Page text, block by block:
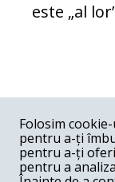
este „al
COMENTARII
Nume
Folosim
pentru a-ți
pentru a-ți
pentru a